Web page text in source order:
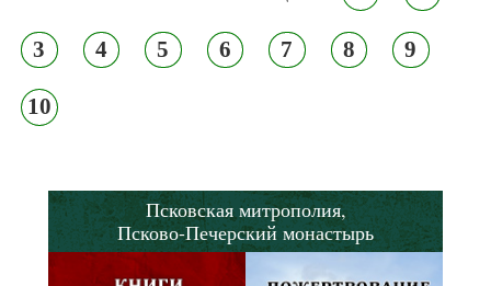
3 4 5 6 7 8 9
10
Псковская митрополия,
Псково-Печерский монастырь